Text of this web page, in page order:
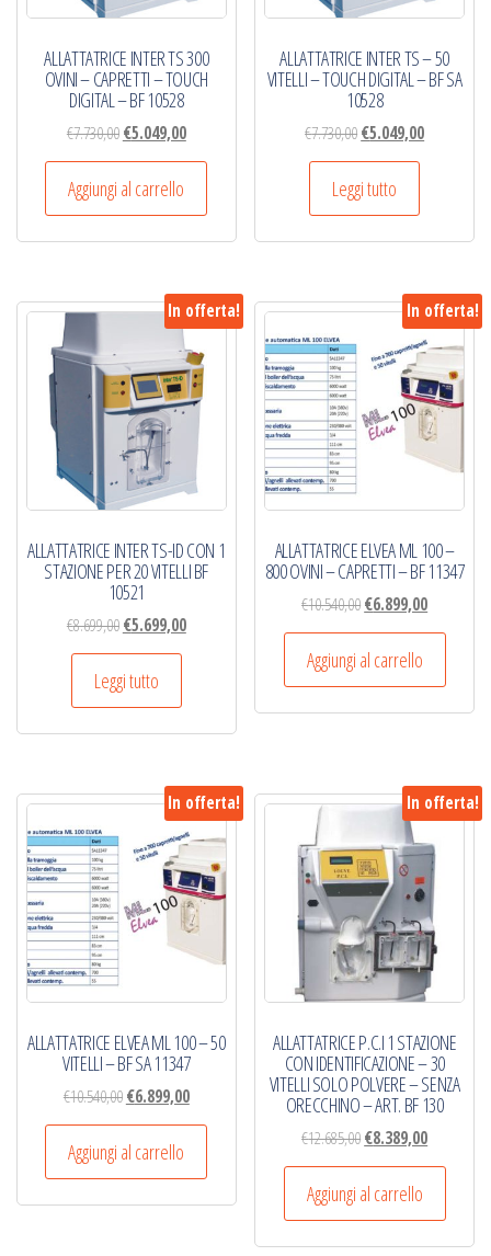
ALLATTATRICE INTER TS 300
OVINI – CAPRETTI – TOUCH
DIGITAL – BF 10528
€7.730,00Il
prezzo
originale
era:
€7.730,00.
€5.049,00Il
prezzo
è:
€5.049,00.
Aggiungi al carrello
ALLATTATRICE INTER TS – 50
VITELLI – TOUCH DIGITAL – BF SA
10528
€7.730,00Il
prezzo
originale
era:
€7.730,00.
€5.049,00Il
€5.049,00.
Leggi tutto
In offerta!
ALLATTATRICE INTER TS-ID CON 1
STAZIONE PER 20 VITELLI BF
10521
€8.699,00Il
prezzo
originale
era:
€8.699,00.
€5.699,00Il
€5.699,00.
Leggi tutto
In offerta!
ALLATTATRICE ELVEA ML 100 –
800 OVINI – CAPRETTI – BF 11347
€10.540,00Il
prezzo
originale
era:
€10.540,00.
€6.899,00Il
prezzo
è:
€6.899,00.
Aggiungi al carrello
In offerta!
ALLATTATRICE ELVEA ML 100 – 50
VITELLI – BF SA 11347
€10.540,00Il
prezzo
originale
era:
€10.540,00.
€6.899,00Il
prezzo
è:
€6.899,00.
Aggiungi al carrello
In offerta!
ALLATTATRICE P.C.I 1 STAZIONE
CON IDENTIFICAZIONE – 30
VITELLI SOLO POLVERE – SENZA
ORECCHINO – ART. BF 130
€12.685,00Il
prezzo
originale
era:
€12.685,00.
€8.389,00Il
prezzo
è:
€8.389,00.
Aggiungi al carrello